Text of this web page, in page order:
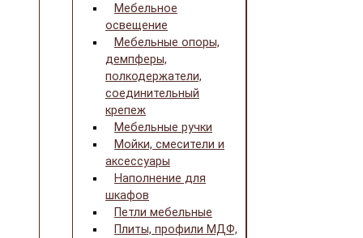
Мебельное
освещение
Мебельные опоры,
демпферы,
полкодержатели,
соединительный
крепеж
Мебельные ручки
Мойки, смесители и
аксессуары
Наполнение для
шкафов
Петли мебельные
Плиты, профили МДФ,